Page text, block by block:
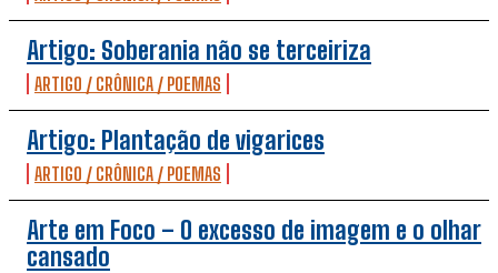
Artigo: Soberania não se terceiriza
ARTIGO / CRÔNICA / POEMAS
Artigo: Plantação de vigarices
ARTIGO / CRÔNICA / POEMAS
Arte em Foco – O excesso de imagem e o olhar
cansado